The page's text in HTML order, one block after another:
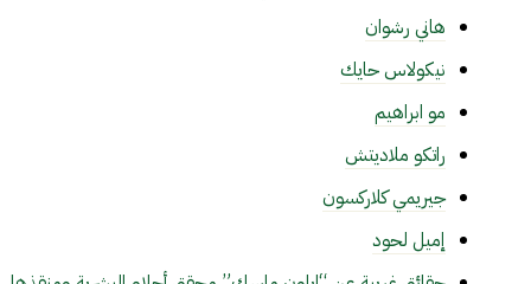
هاني رشوان
نيكولاس حايك
مو ابراهيم
راتكو ملاديتش
جيريمي كلاركسون
إميل لحود